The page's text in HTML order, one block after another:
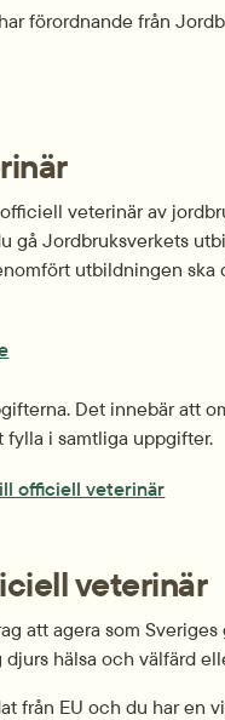
förordnande från
veterinär av
gå Jordbruksverkets
utbildningen
Det innebär att
i samtliga uppgifter.
officiell veterinär
veterinär
att agera som
hälsa och välfärd
från EU och du har en